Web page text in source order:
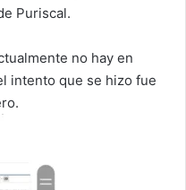
Puriscal.
no hay en
intento que se hizo fue